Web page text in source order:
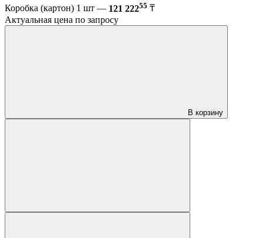
Коробка (картон) 1 шт — 121 22255 ₸
Актуальная цена по запросу
В корзину